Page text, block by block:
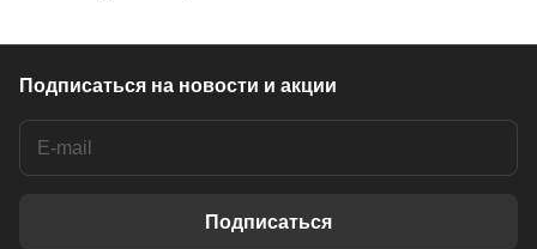
Подписаться на новости и акции
Подписаться